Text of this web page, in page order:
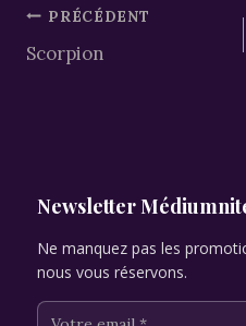
Navigation
de
PRÉCÉDENT
Scorpion
Newsletter
Ne manquez pas les
nous vous réservons.